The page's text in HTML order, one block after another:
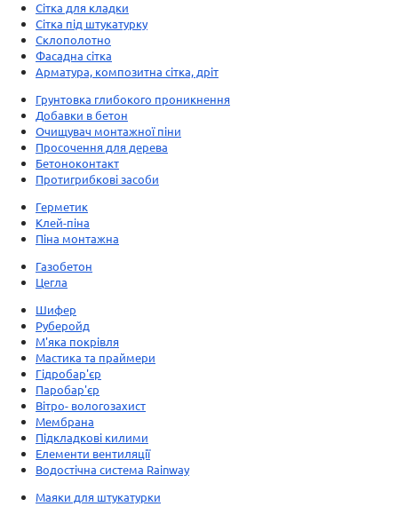
Сітка для кладки
Сітка під штукатурку
Склополотно
Фасадна сітка
Арматура, композитна сітка, дріт
Грунтовка глибокого проникнення
Добавки в бетон
Очищувач монтажної піни
Просочення для дерева
Бетоноконтакт
Протигрибкові засоби
Герметик
Клей-піна
Піна монтажна
Газобетон
Цегла
Шифер
Руберойд
М'яка покрівля
Мастика та праймери
Гідробар'єр
Паробар'єр
Вітро- вологозахист
Мембрана
Підкладкові килими
Елементи вентиляції
Водостічна система Rainway
Маяки для штукатурки